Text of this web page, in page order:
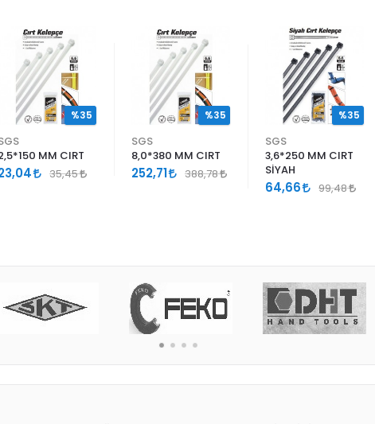
MM CIRT
35,45
%35
SGS
8,0*380 MM CIRT
252,71 388,78
%35
SGS
3,6*250 MM CIRT
SİYAH
64,66 99,48
%35